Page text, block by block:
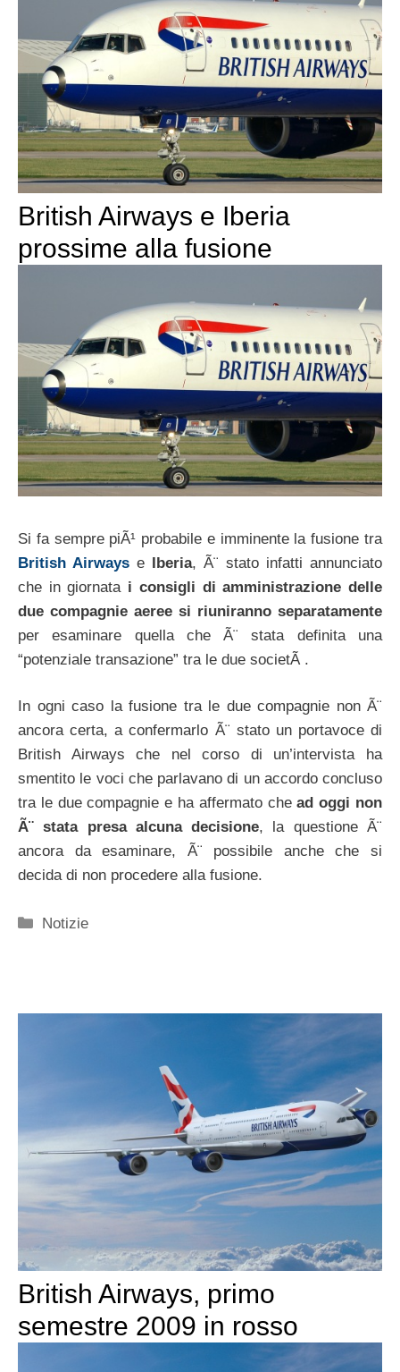
British Airways e Iberia
prossime alla fusione
Si fa sempre piÃ¹ probabile e imminente la fusione tra
British Airways e Iberia, Ã¨ stato infatti annunciato
che in giornata i consigli di amministrazione delle
due compagnie aeree si riuniranno separatamente
per esaminare quella che Ã¨ stata definita una
“potenziale transazione” tra le due societÃ .
In ogni caso la fusione tra le due compagnie non Ã¨
ancora certa, a confermarlo Ã¨ stato un portavoce di
British Airways che nel corso di un’intervista ha
smentito le voci che parlavano di un accordo concluso
tra le due compagnie e ha affermato chead oggi non
Ã¨ stata presa alcuna decisione, la questione Ã¨
ancora da esaminare, Ã¨ possibile anche che si
decida di non procedere alla fusione.
Categorie
Notizie
British Airways, primo
semestre 2009 in rosso